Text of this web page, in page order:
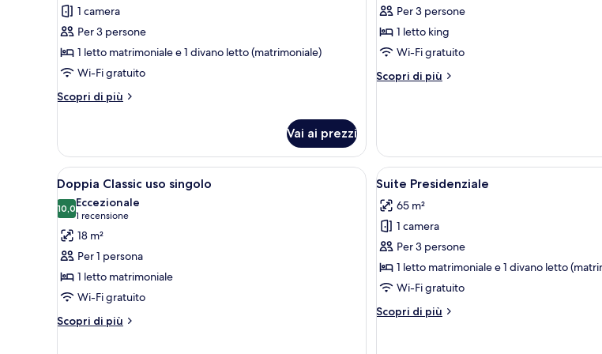
Suite
1 camera
Per 3 persone
1 letto matrimoniale e 1 divano letto (matrimoniale)
Wi-Fi gratuito
Scopri di più
Altri
Vai ai prezzi
Suite
Junior
Per 3 persone
1 letto king
Wi-Fi gratuito
Scopri di più
Altri
Apri
tutte
le
foto
per
Doppia
Classic
uso
singolo
Una camera d'albergo con un letto, una scrivania, una sedia, una televisione e un
4
Doppia Classic uso singolo
10,010,0 su 10
Eccezionale
1 recensione
(1
recensione)
18 m²
Per 1 persona
1 letto matrimoniale
Wi-Fi gratuito
Scopri di più
Altri
Apri
tutte
le
foto
per
Suite
Presidenziale
Una camera
6
Suite Presidenziale
65 m²
1 camera
Per 3 persone
1 letto matrimoniale e 1 divano letto
Wi-Fi gratuito
Scopri di più
Altri